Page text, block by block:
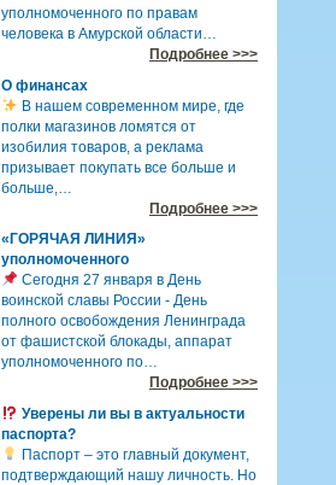
уполномоченного по правам
человека в Амурской области…
Подробнее >>>
О финансах
В нашем современном мире, где
полки магазинов ломятся от
изобилия товаров, а реклама
призывает покупать все больше и
больше,…
Подробнее >>>
«ГОРЯЧАЯ ЛИНИЯ»
уполномоченного
Сегодня 27 января в День
воинской славы России - День
полного освобождения Ленинграда
от фашистской блокады, аппарат
уполномоченного по…
Подробнее >>>
Уверены ли вы в актуальности
паспорта?
Паспорт – это главный документ,
подтверждающий нашу личность. Но